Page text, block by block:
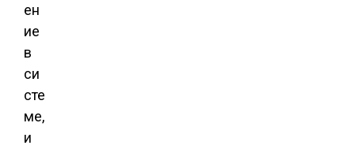
ен
ие
в
си
сте
ме,
и